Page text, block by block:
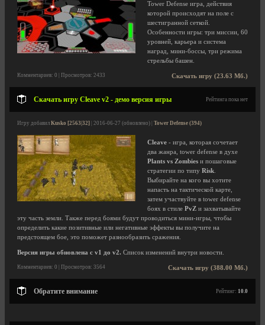
Tower Defense игра, действия
которой происходят на поле с
шестигранной сеткой.
Особенности игры: три миссии, 60
уровней, карьера и система
наград, мини-боссы, три режима
стрельбы башен.
Скачать игру (23.63 Мб.)
Комментариев: 0 | Просмотров: 2433
Скачать игру Cleave v2 - демо версия игры Рейтинга пока нет
Игру добавил Kusko [2563|32] | 2016-06-27 (обновлено) | Tower Defense (394)
Cleave - игра, которая сочетает
два жанра, tower defense в духе
Plants vs Zombies и пошаговые
стратегии по типу Risk
Выбирайте на кого вы хотите
напасть на тактической карте,
затем участвуйте в tower defense
боях в стиле PvZ и захватывайте
эту часть земли. Также перед боями будут проводиться мини-игры, чтобы
определить какие позитивные или негативные эффекты вы получите на
предстоящем бое, это поможет разнообразить сражения.
Версия игры обновлена с v1 до v2. Список изменений внутри новости.
Скачать игру (388.00 Мб.)
Комментариев: 0 | Просмотров: 3564
Обратите внимание Рейтинг: 10.0